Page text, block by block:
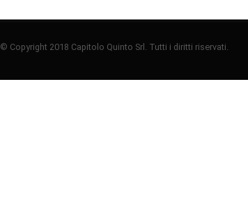
© Copyright 2018 Capitolo Quinto Srl. Tutti i diritti riservati.